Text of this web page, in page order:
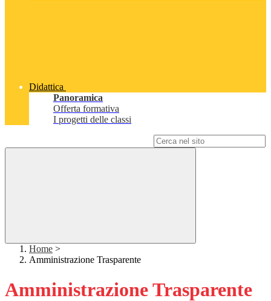
Didattica
Panoramica
Offerta formativa
I progetti delle classi
Home >
Amministrazione Trasparente
Amministrazione Trasparente